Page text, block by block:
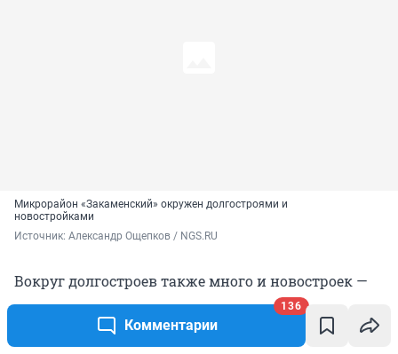
Комментарии
136
Микрорайон «Закаменский» окружен долгостроями и
новостройками
Источник: Александр Ощепков / NGS.RU
Вокруг долгостроев также много и новостроек —
как минимум на небольшом клочке земли их
пять: уже построенные ЖК «Ломоносов»,
«Пифагор» и строящиеся «Менделеев», «Коперник»,